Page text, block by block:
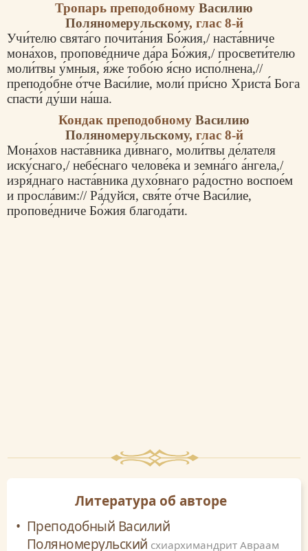
Тропарь преподобному Василию
Поляномерульскому, глас 8-й
Учи́телю свята́го почита́ния Бо́жия,/ наста́вниче
мона́хов, пропове́дниче да́ра Бо́жия,/ просвети́телю
моли́твы у́мныя, я́же тобо́ю я́сно испо́лнена,//
преподо́бне о́тче Васи́лие, моли́ при́сно Христа́ Бога
спасти́ ду́ши на́ша.
Кондак преподобному Василию
Поляномерульскому, глас 8-й
Мона́хов наста́вника ди́внаго, моли́твы де́лателя
иску́снаго,/ небе́снаго челове́ка и земна́го а́нгела,/
изря́днаго наста́вника духо́внаго ра́достно воспое́м
и просла́вим:// Ра́дуйся, свя́те о́тче Васи́лие,
пропове́дниче Бо́жия благода́ти.
Литература об авторе
Преподобный Василий
Поляномерульский схиархимандрит Авраам